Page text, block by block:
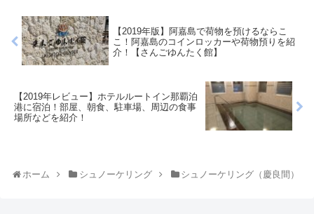
【2019年版】阿嘉島で荷物を預けるならこ
こ！阿嘉島のコインロッカーや荷物預りを紹
介！【さんごゆんたく館】
【2019年レビュー】ホテルルートイン那覇泊
港に宿泊！部屋、朝食、駐車場、周辺の食事
場所などを紹介！
ホーム シュノーケリング シュノーケリング（慶良間）